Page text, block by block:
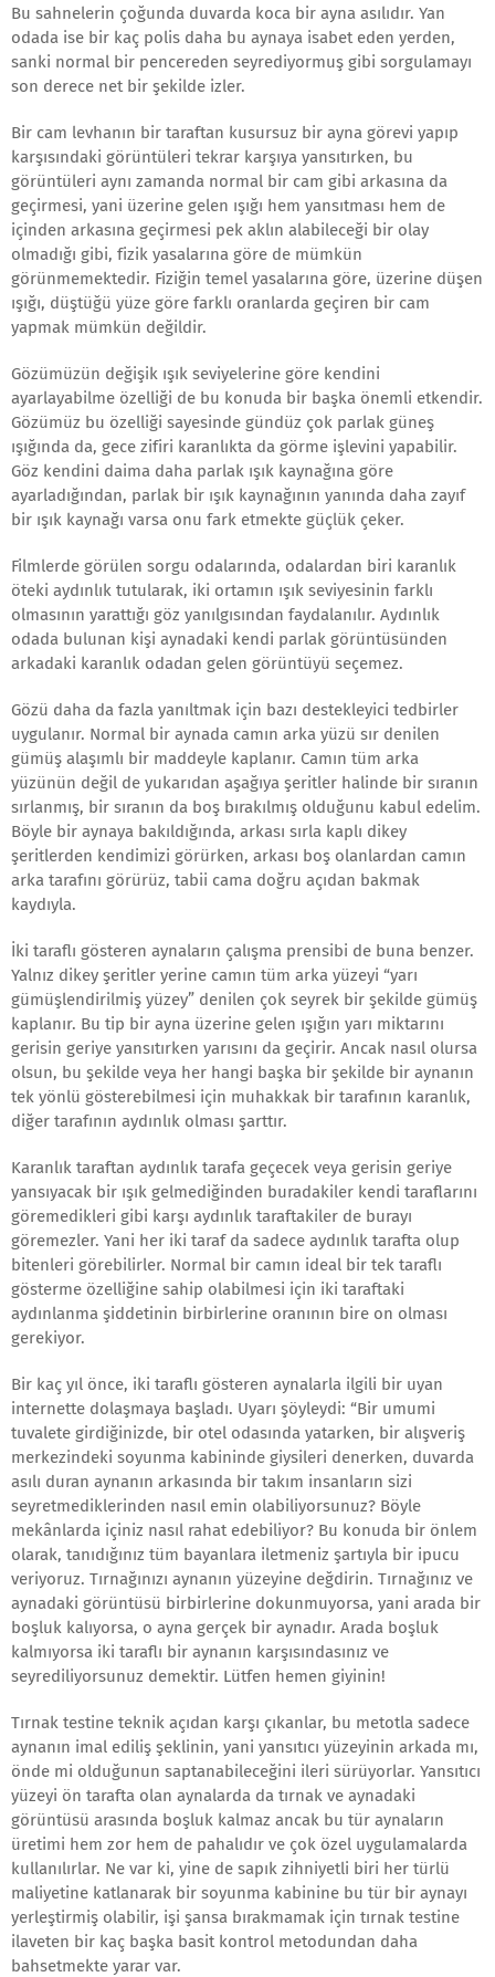
Bu sahnelerin çoğunda duvarda koca bir ayna asılıdır. Yan
odada ise bir kaç polis daha bu aynaya isabet eden yerden,
sanki normal bir pencereden seyrediyormuş gibi sorgulamayı
son derece net bir şekilde izler.
Bir cam levhanın bir taraftan kusursuz bir ayna görevi yapıp
karşısındaki görüntüleri tekrar karşıya yansıtırken, bu
görüntüleri aynı zamanda normal bir cam gibi arkasına da
geçirmesi, yani üzerine gelen ışığı hem yansıtması hem de
içinden arkasına geçirmesi pek aklın alabileceği bir olay
olmadığı gibi, fizik yasalarına göre de mümkün
görünmemektedir. Fiziğin temel yasalarına göre, üzerine düşen
ışığı, düştüğü yüze göre farklı oranlarda geçiren bir cam
yapmak mümkün değildir.
Gözümüzün değişik ışık seviyelerine göre kendini
ayarlayabilme özelliği de bu konuda bir başka önemli etkendir.
Gözümüz bu özelliği sayesinde gündüz çok parlak güneş
ışığında da, gece zifiri karanlıkta da görme işlevini yapabilir.
Göz kendini daima daha parlak ışık kaynağına göre
ayarladığından, parlak bir ışık kaynağının yanında daha zayıf
bir ışık kaynağı varsa onu fark etmekte güçlük çeker.
Filmlerde görülen sorgu odalarında, odalardan biri karanlık
öteki aydınlık tutularak, iki ortamın ışık seviyesinin farklı
olmasının yarattığı göz yanılgısından faydalanılır. Aydınlık
odada bulunan kişi aynadaki kendi parlak görüntüsünden
arkadaki karanlık odadan gelen görüntüyü seçemez.
Gözü daha da fazla yanıltmak için bazı destekleyici tedbirler
uygulanır. Normal bir aynada camın arka yüzü sır denilen
gümüş alaşımlı bir maddeyle kaplanır. Camın tüm arka
yüzünün değil de yukarıdan aşağıya şeritler halinde bir sıranın
sırlanmış, bir sıranın da boş bırakılmış olduğunu kabul edelim.
Böyle bir aynaya bakıldığında, arkası sırla kaplı dikey
şeritlerden kendimizi görürken, arkası boş olanlardan camın
arka tarafını görürüz, tabii cama doğru açıdan bakmak
kaydıyla.
İki taraflı gösteren aynaların çalışma prensibi de buna benzer.
Yalnız dikey şeritler yerine camın tüm arka yüzeyi “yarı
gümüşlendirilmiş yüzey” denilen çok seyrek bir şekilde gümüş
kaplanır. Bu tip bir ayna üzerine gelen ışığın yarı miktarını
gerisin geriye yansıtırken yarısını da geçirir. Ancak nasıl olursa
olsun, bu şekilde veya her hangi başka bir şekilde bir aynanın
tek yönlü gösterebilmesi için muhakkak bir tarafının karanlık,
diğer tarafının aydınlık olması şarttır.
Karanlık taraftan aydınlık tarafa geçecek veya gerisin geriye
yansıyacak bir ışık gelmediğinden buradakiler kendi taraflarını
göremedikleri gibi karşı aydınlık taraftakiler de burayı
göremezler. Yani her iki taraf da sadece aydınlık tarafta olup
bitenleri görebilirler. Normal bir camın ideal bir tek taraflı
gösterme özelliğine sahip olabilmesi için iki taraftaki
aydınlanma şiddetinin birbirlerine oranının bire on olması
gerekiyor.
Bir kaç yıl önce, iki taraflı gösteren aynalarla ilgili bir uyan
internette dolaşmaya başladı. Uyarı şöyleydi: “Bir umumi
tuvalete girdiğinizde, bir otel odasında yatarken, bir alışveriş
merkezindeki soyunma kabininde giysileri denerken, duvarda
asılı duran aynanın arkasında bir takım insanların sizi
seyretmediklerinden nasıl emin olabiliyorsunuz? Böyle
mekânlarda içiniz nasıl rahat edebiliyor? Bu konuda bir önlem
olarak, tanıdığınız tüm bayanlara iletmeniz şartıyla bir ipucu
veriyoruz. Tırnağınızı aynanın yüzeyine değdirin. Tırnağınız ve
aynadaki görüntüsü birbirlerine dokunmuyorsa, yani arada bir
boşluk kalıyorsa, o ayna gerçek bir aynadır. Arada boşluk
kalmıyorsa iki taraflı bir aynanın karşısındasınız ve
seyrediliyorsunuz demektir. Lütfen hemen giyinin!
Tırnak testine teknik açıdan karşı çıkanlar, bu metotla sadece
aynanın imal ediliş şeklinin, yani yansıtıcı yüzeyinin arkada mı,
önde mi olduğunun saptanabileceğini ileri sürüyorlar. Yansıtıcı
yüzeyi ön tarafta olan aynalarda da tırnak ve aynadaki
görüntüsü arasında boşluk kalmaz ancak bu tür aynaların
üretimi hem zor hem de pahalıdır ve çok özel uygulamalarda
kullanılırlar. Ne var ki, yine de sapık zihniyetli biri her türlü
maliyetine katlanarak bir soyunma kabinine bu tür bir aynayı
yerleştirmiş olabilir, işi şansa bırakmamak için tırnak testine
ilaveten bir kaç başka basit kontrol metodundan daha
bahsetmekte yarar var.